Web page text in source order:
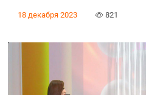
18 декабря 2023 821